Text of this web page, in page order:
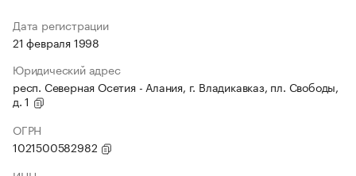
Дата регистрации
21 февраля 1998
Юридический адрес
респ. Северная Осетия - Алания, г. Владикавказ, пл. Свободы,
д. 1
ОГРН
1021500582982